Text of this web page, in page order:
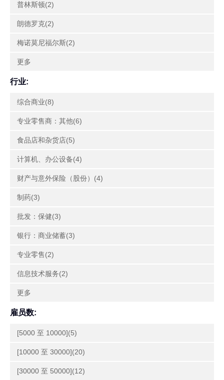
普林斯顿(2)
朗德罗克(2)
梅诺莫尼福尔斯(2)
更多
行业:
综合商业(8)
专业零售商：其他(6)
食品店和杂货店(5)
计算机、办公设备(4)
财产与意外保险（股份）(4)
制药(3)
批发：保健(3)
银行：商业储蓄(3)
专业零售(2)
信息技术服务(2)
更多
雇员数:
[5000 至 10000](5)
[10000 至 30000](20)
[30000 至 50000](12)